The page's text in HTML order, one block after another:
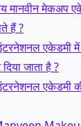
मानवीन मेकअप
हैं ?
इंटरनेशनल एकेडमी
जाता है ?
इंटरनेशनल एकेडमी